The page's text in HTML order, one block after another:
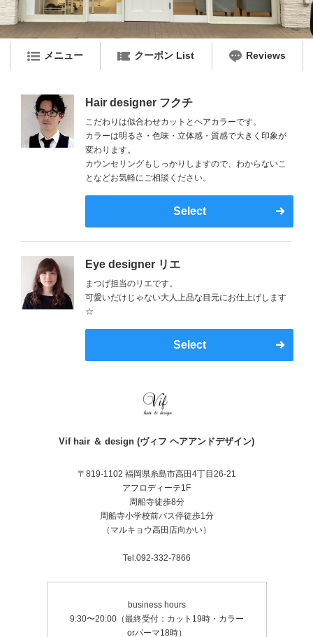
メニュー クーポン List Reviews
Hair designer フクチ
こだわりは似合わせカットとヘアカラーです。
カラーは明るさ・色味・立体感・質感で大きく印象が
変わります。
カウンセリングもしっかりしますので、わからないこ
となどお気軽にご相談ください。
Select
Eye designer リエ
まつげ担当のリエです。
可愛いだけじゃない大人上品な目元にお仕上げします
☆
Select
Vif hair ＆ design (ヴィフ ヘアアンドデザイン)
〒819-1102 福岡県糸島市高田4丁目26-21
アフロディーテ1F
周船寺徒歩8分
周船寺小学校前バス停徒歩1分
（マルキョウ高田店向かい）
Tel.092-332-7866
business hours
9:30〜20:00（最終受付：カット19時・カラー
orパーマ18時）